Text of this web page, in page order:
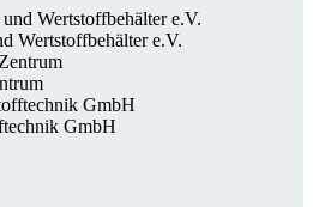
Wert­stoff­behälter e.V.
GmbH